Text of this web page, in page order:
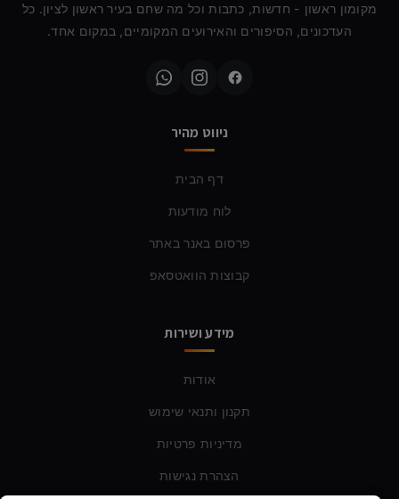
מקומון ראשון - חדשות, כתבות וכל מה שחם בעיר ראשון לציון. כל
העדכונים, הסיפורים והאירועים המקומיים, במקום אחד.
ניווט מהיר
דף הבית
לוח מודעות
פרסום באנר באתר
קבוצות הוואטסאפ
מידע ושירות
אודות
תקנון ותנאי שימוש
מדיניות פרטיות
הצהרת נגישות